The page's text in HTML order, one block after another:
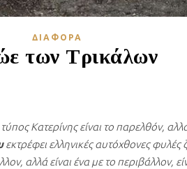
ΔΙΆΦΟΡΑ
των Τρικάλων
Κατερίνης είναι το παρελθόν,
εκτρέφει ελληνικές αυτόχθονες φυλές
αλλά είναι ένα με το περιβάλλον,